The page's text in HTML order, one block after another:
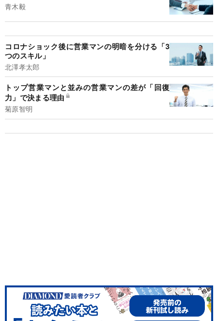
青木毅
コロナショック後に営業マンの明暗を分ける「3
つのスキル」
北澤孝太郎
トップ営業マンと並みの営業マンの差が「回復
力」で決まる理由
菊原智明